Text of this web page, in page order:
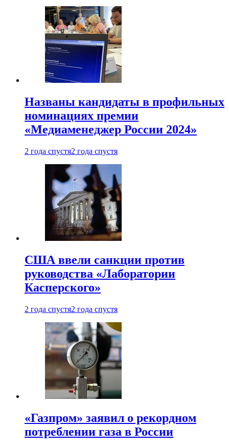
Названы кандидаты в профильных
номинациях премии
«Медиаменеджер России 2024»
2 года спустя2 года спустя
США ввели санкции против
руководства «Лаборатории
Касперского»
2 года спустя2 года спустя
«Газпром» заявил о рекордном
потреблении газа в России